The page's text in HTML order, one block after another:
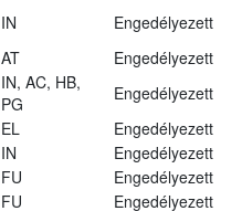
IN
Engedélyezett
AT
Engedélyezett
IN, AC, HB,
PG
Engedélyezett
EL
Engedélyezett
IN
Engedélyezett
FU
Engedélyezett
FU
Engedélyezett